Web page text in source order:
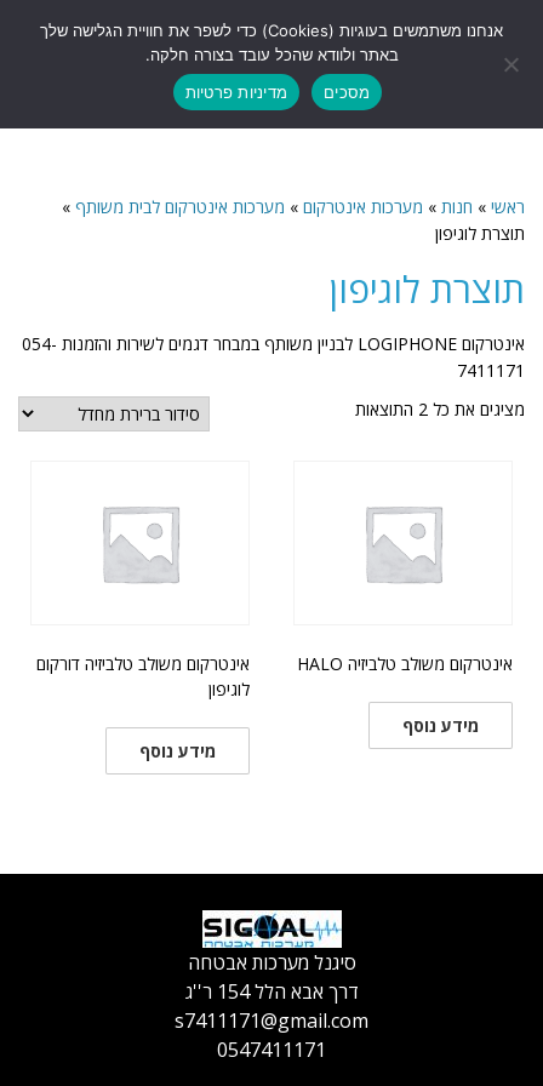
תפריט
ראשי » חנות » מערכות אינטרקום » מערכות אינטרקום לבית משותף »
תוצרת לוגיפון
תוצרת לוגיפון
אינטרקום LOGIPHONE לבניין משותף במבחר דגמים לשירות והזמנות 054-
7411171
מציגים את כל ⁦2⁩ התוצאות
אינטרקום משולב טלביזיה HALO
מידע נוסף
אינטרקום משולב טלביזיה דורקום
לוגיפון
מידע נוסף
סיגנל מערכות אבטחה
דרך אבא הלל 154 ר''ג
s7411171@gmail.com
0547411171
אנחנו משתמשים בעוגיות (Cookies) כדי לשפר את חוויית הגלישה שלך
באתר ולוודא שהכל עובד בצורה חלקה.
מסכים
מדיניות פרטיות